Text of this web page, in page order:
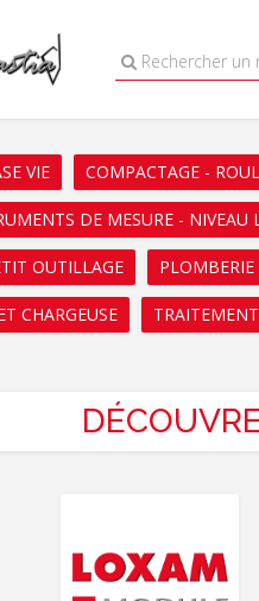
Rechercher un
VIE COMPACTAGE -
DE MESURE - NIVEAU
OUTILLAGE
CHARGEUSE